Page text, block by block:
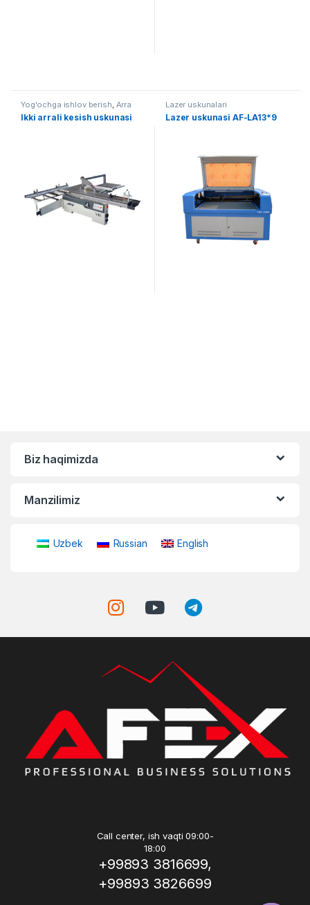
Yog'ochga ishlov berish, Arra
Ikki arrali kesish uskunasi
Lazer uskunalari
Lazer uskunasi AF-LA13*9
Biz haqimizda
Manzilimiz
Uzbek Russian English
Call center, ish vaqti 09:00-
18:00
+99893 3816699,
+99893 3826699